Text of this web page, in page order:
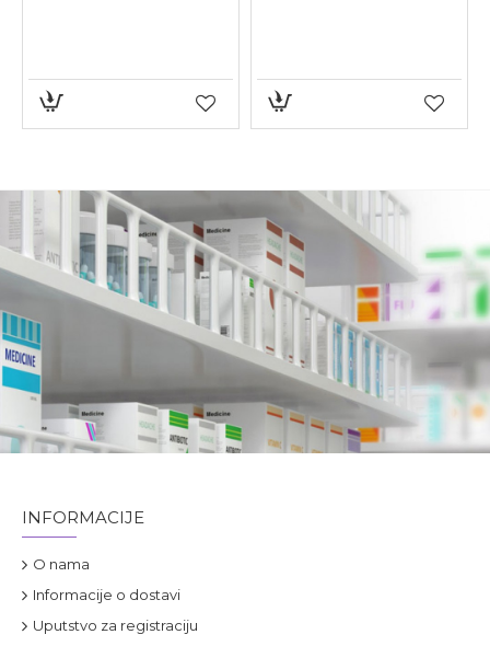
starija od 12. godine- gel naneti na bolno mesto više
puta u toku dana, po potrebi. Nakon toga dobro
treninga; Sastav: Tečni kapsaicin, etarsko ulje bora,
karanfilića, ruzmarina, eukaliptusa, mentol, kamfor;
INFORMACIJE
O nama
Informacije o dostavi
Uputstvo za registraciju